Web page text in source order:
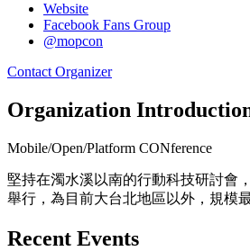
Website
Facebook Fans Group
@mopcon
Contact Organizer
Organization
Mobile/Open/Platform CONference
堅持在濁水溪以南的行動科技研討會
舉行，為目前大台北地區以外，規模
Recent Events